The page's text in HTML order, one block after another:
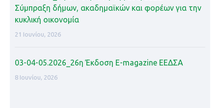
Σύμπραξη δήμων, ακαδημαϊκών και φορέων για την
κυκλική οικονομία
21 Ιουνίου, 2026
03-04-05.2026_26η Έκδοση Ε-magazine ΕΕΔΣΑ
8 Ιουνίου, 2026